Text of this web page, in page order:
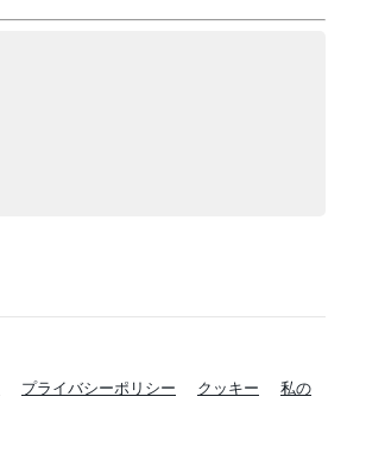
プライバシーポリシー クッキー 私の